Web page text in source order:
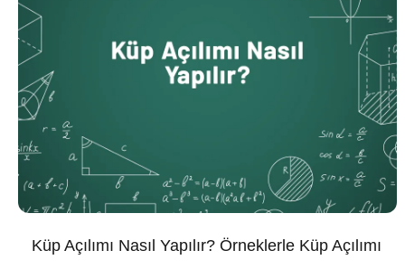
Küp Açılımı Nasıl Yapılır? Örneklerle Küp Açılımı